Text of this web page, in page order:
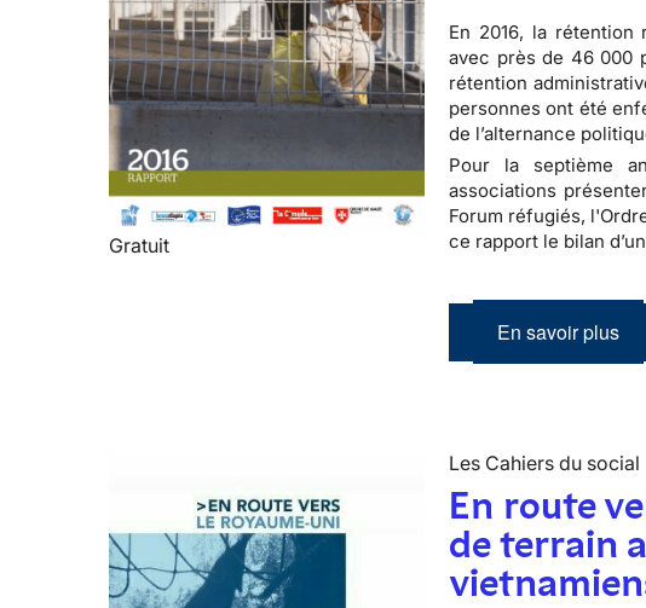
Gratuit
En 2016, la rétention
avec près de 46 000
rétention
personnes ont été
de l’alternance
Pour la septième
associations
Forum réfugiés,
ce rapport le bilan
En savoir plus
Les Cahiers du social
En route
de terrain